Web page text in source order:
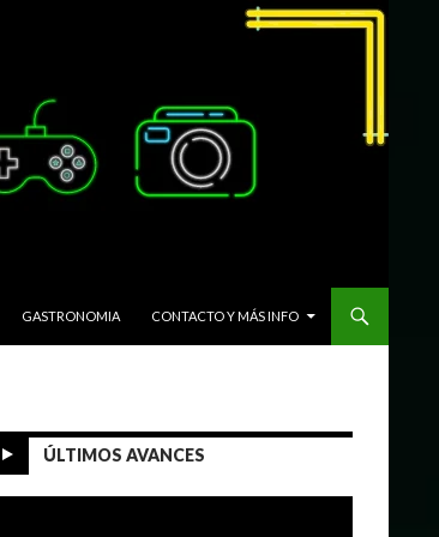
GASTRONOMIA CONTACTO Y MÁS INFO
ÚLTIMOS AVANCES